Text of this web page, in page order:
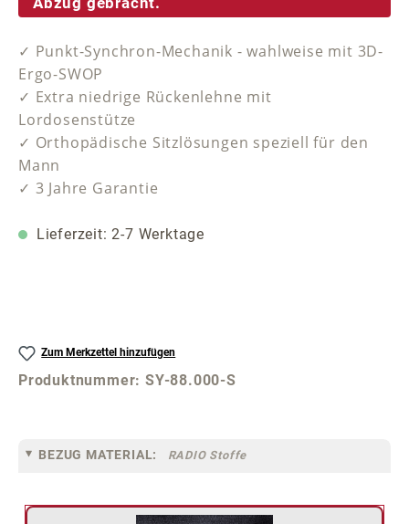
✓ Punkt-Synchron-Mechanik - wahlweise mit 3D-
Ergo-SWOP
✓ Extra niedrige Rückenlehne mit
Lordosenstütze
✓ Orthopädische Sitzlösungen speziell für den
Mann
✓ 3 Jahre Garantie
Lieferzeit: 2-7 Werktage
Zum Merkzettel hinzufügen
Produktnummer:SY-88.000-S
BEZUG MATERIAL: RADIO Stoffe